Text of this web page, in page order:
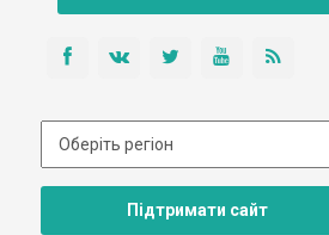
Підтримати сайт